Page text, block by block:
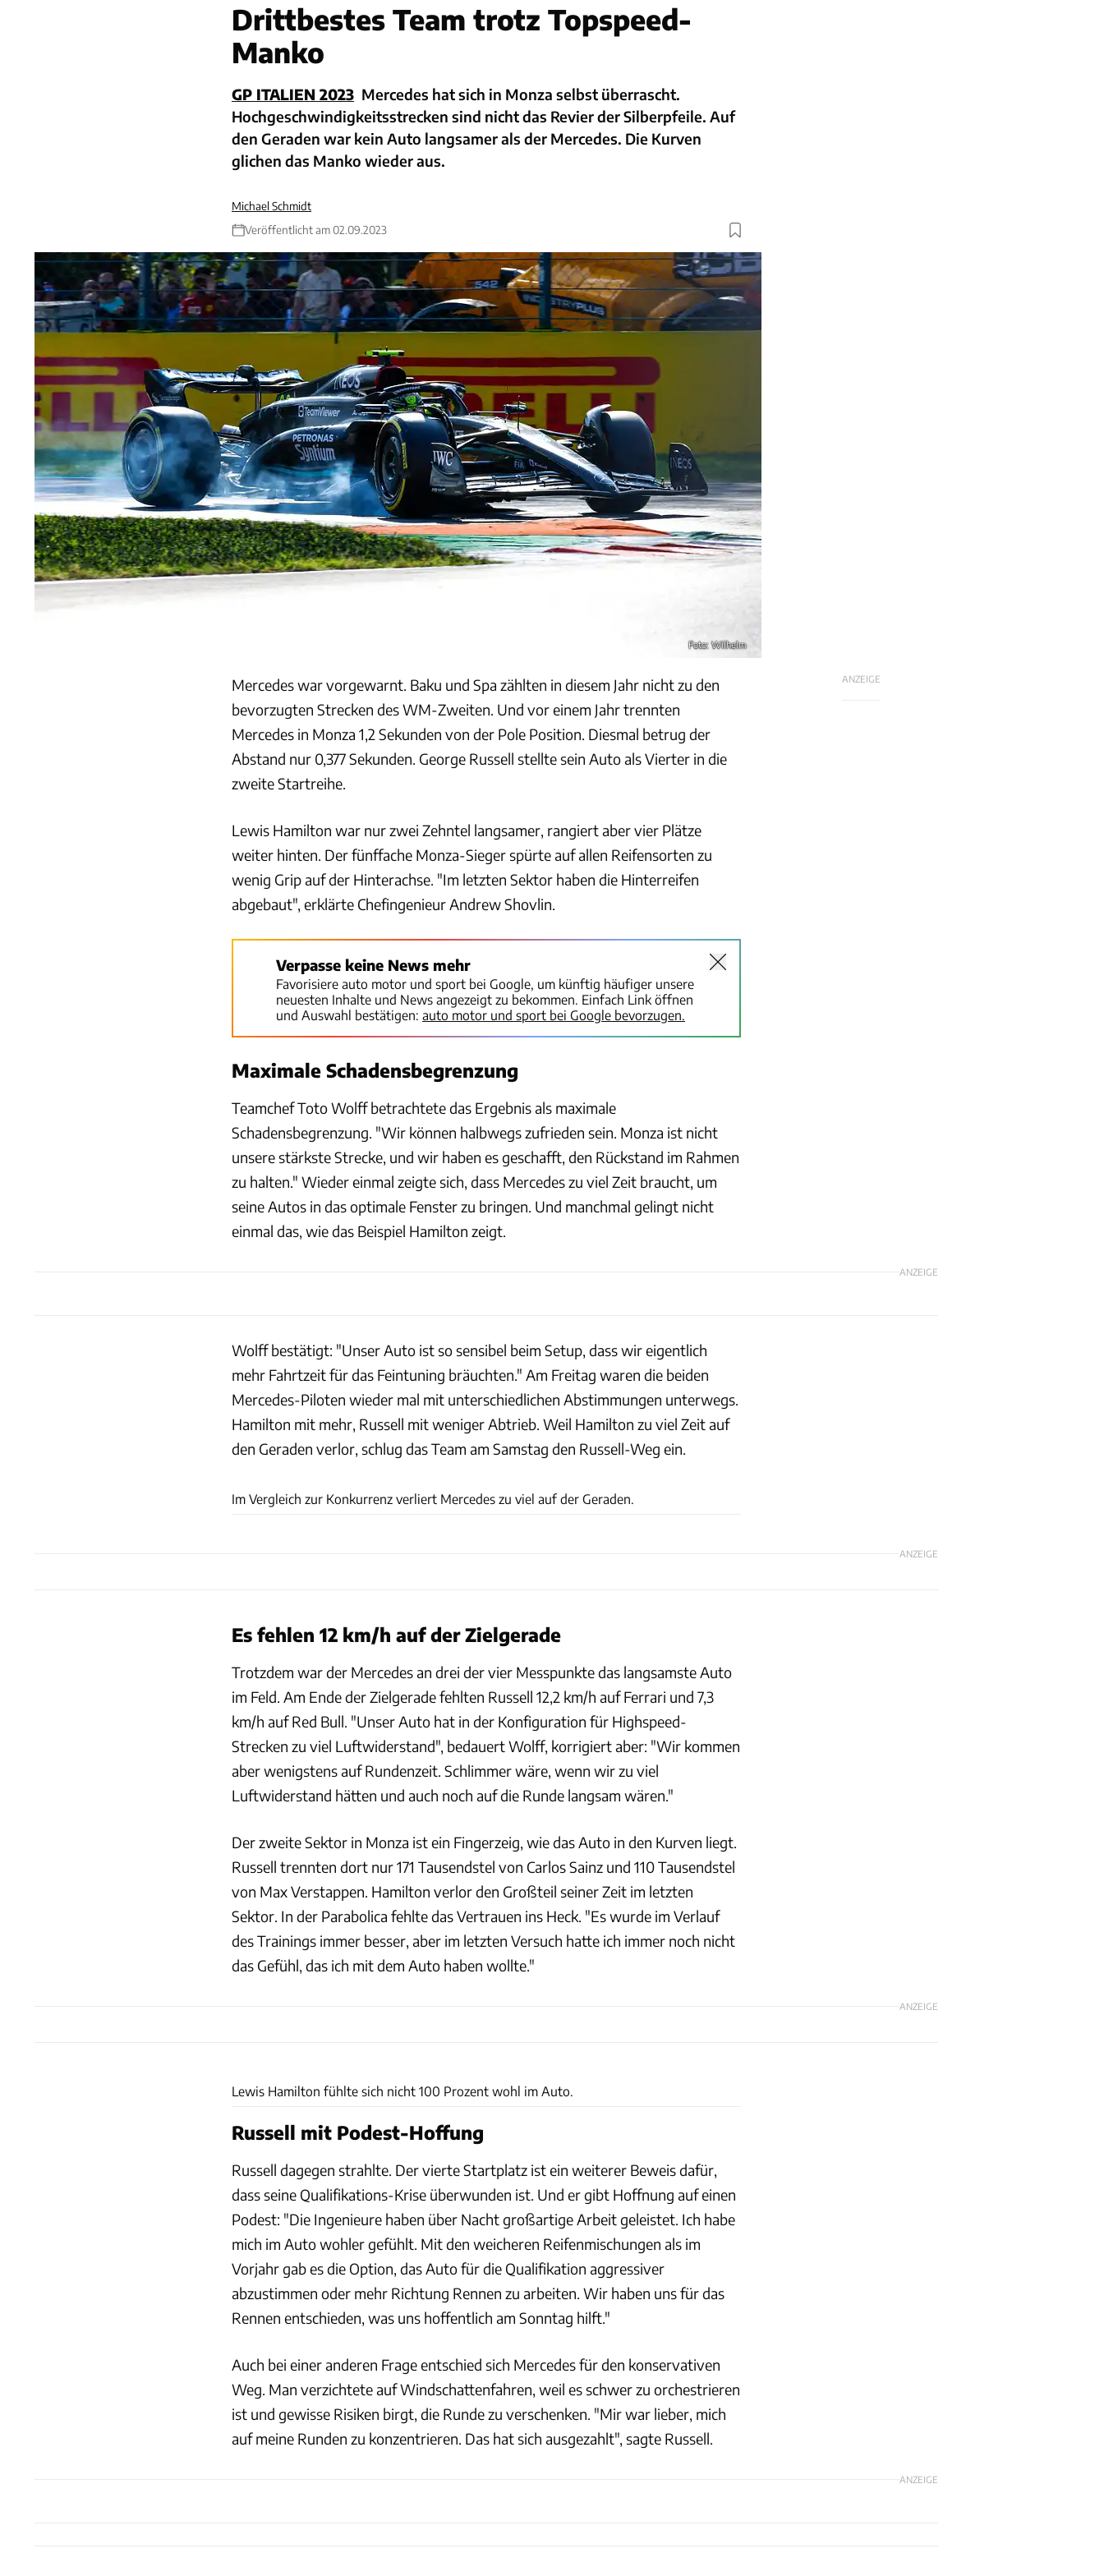
Drittbestes Team trotz Topspeed-
Manko
GP ITALIEN 2023 Mercedes hat sich in Monza selbst überrascht.
Hochgeschwindigkeitsstrecken sind nicht das Revier der Silberpfeile. Auf
den Geraden war kein Auto langsamer als der Mercedes. Die Kurven
glichen das Manko wieder aus.
Michael Schmidt
Veröffentlicht am 02.09.2023
Foto: Wilhelm
ANZEIGE
Mercedes war vorgewarnt. Baku und Spa zählten in diesem Jahr nicht zu den
bevorzugten Strecken des WM-Zweiten. Und vor einem Jahr trennten
Mercedes in Monza 1,2 Sekunden von der Pole Position. Diesmal betrug der
Abstand nur 0,377 Sekunden. George Russell stellte sein Auto als Vierter in die
zweite Startreihe.
Lewis Hamilton war nur zwei Zehntel langsamer, rangiert aber vier Plätze
weiter hinten. Der fünffache Monza-Sieger spürte auf allen Reifensorten zu
wenig Grip auf der Hinterachse. "Im letzten Sektor haben die Hinterreifen
abgebaut", erklärte Chefingenieur Andrew Shovlin.
Verpasse keine News mehr
Favorisiere auto motor und sport bei Google, um künftig häufiger unsere
neuesten Inhalte und News angezeigt zu bekommen. Einfach Link öffnen
und Auswahl bestätigen: auto motor und sport bei Google bevorzugen.
Maximale Schadensbegrenzung
Teamchef Toto Wolff betrachtete das Ergebnis als maximale
Schadensbegrenzung. "Wir können halbwegs zufrieden sein. Monza ist nicht
unsere stärkste Strecke, und wir haben es geschafft, den Rückstand im Rahmen
zu halten." Wieder einmal zeigte sich, dass Mercedes zu viel Zeit braucht, um
seine Autos in das optimale Fenster zu bringen. Und manchmal gelingt nicht
einmal das, wie das Beispiel Hamilton zeigt.
ANZEIGE
Wolff bestätigt: "Unser Auto ist so sensibel beim Setup, dass wir eigentlich
mehr Fahrtzeit für das Feintuning bräuchten." Am Freitag waren die beiden
Mercedes-Piloten wieder mal mit unterschiedlichen Abstimmungen unterwegs.
Hamilton mit mehr, Russell mit weniger Abtrieb. Weil Hamilton zu viel Zeit auf
den Geraden verlor, schlug das Team am Samstag den Russell-Weg ein.
Im Vergleich zur Konkurrenz verliert Mercedes zu viel auf der Geraden.
ANZEIGE
Es fehlen 12 km/h auf der Zielgerade
Trotzdem war der Mercedes an drei der vier Messpunkte das langsamste Auto
im Feld. Am Ende der Zielgerade fehlten Russell 12,2 km/h auf Ferrari und 7,3
km/h auf Red Bull. "Unser Auto hat in der Konfiguration für Highspeed-
Strecken zu viel Luftwiderstand", bedauert Wolff, korrigiert aber: "Wir kommen
aber wenigstens auf Rundenzeit. Schlimmer wäre, wenn wir zu viel
Luftwiderstand hätten und auch noch auf die Runde langsam wären."
Der zweite Sektor in Monza ist ein Fingerzeig, wie das Auto in den Kurven liegt.
Russell trennten dort nur 171 Tausendstel von Carlos Sainz und 110 Tausendstel
von Max Verstappen. Hamilton verlor den Großteil seiner Zeit im letzten
Sektor. In der Parabolica fehlte das Vertrauen ins Heck. "Es wurde im Verlauf
des Trainings immer besser, aber im letzten Versuch hatte ich immer noch nicht
das Gefühl, das ich mit dem Auto haben wollte."
ANZEIGE
Lewis Hamilton fühlte sich nicht 100 Prozent wohl im Auto.
Russell mit Podest-Hoffung
Russell dagegen strahlte. Der vierte Startplatz ist ein weiterer Beweis dafür,
dass seine Qualifikations-Krise überwunden ist. Und er gibt Hoffnung auf einen
Podest: "Die Ingenieure haben über Nacht großartige Arbeit geleistet. Ich habe
mich im Auto wohler gefühlt. Mit den weicheren Reifenmischungen als im
Vorjahr gab es die Option, das Auto für die Qualifikation aggressiver
abzustimmen oder mehr Richtung Rennen zu arbeiten. Wir haben uns für das
Rennen entschieden, was uns hoffentlich am Sonntag hilft."
Auch bei einer anderen Frage entschied sich Mercedes für den konservativen
Weg. Man verzichtete auf Windschattenfahren, weil es schwer zu orchestrieren
ist und gewisse Risiken birgt, die Runde zu verschenken. "Mir war lieber, mich
auf meine Runden zu konzentrieren. Das hat sich ausgezahlt", sagte Russell.
ANZEIGE